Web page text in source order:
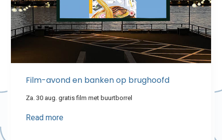
Film-avond en banken op brughoofd
Za. 30 aug. gratis film met buurtborrel
Read more